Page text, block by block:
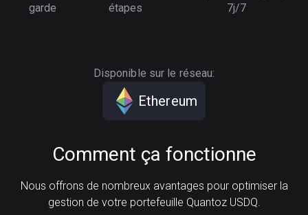
garde
étapes
7j/7
Disponible sur le réseau:
Ethereum
Comment ça fonctionne
Nous offrons de nombreux avantages pour optimiser la
gestion de votre portefeuille Quantoz USDQ.